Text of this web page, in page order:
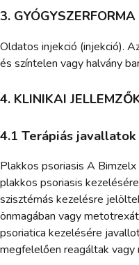
3. GYÓGYSZERFORMA
Oldatos injekció (injekció).
és színtelen vagy halvány
4. KLINIKAI
4.1 Terápiás javallatok
Plakkos psoriasis A
plakkos psoriasis
szisztémás kezelésre
önmagában vagy
psoriatica kezelésére
megfelelően reagáltak